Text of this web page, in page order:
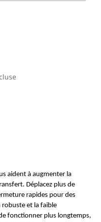
aident à augmenter la
Déplacez plus de
rapides pour des
robuste et la faible
fonctionner plus longtemps,